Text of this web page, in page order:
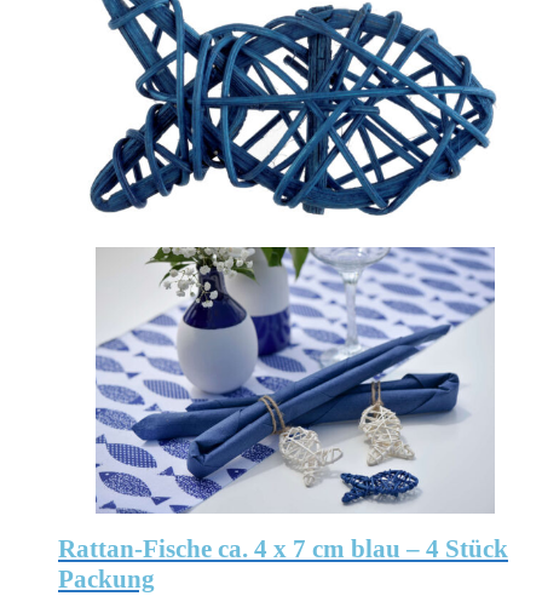
Rattan-Fische ca. 4 x 7 cm blau – 4 Stück
Packung